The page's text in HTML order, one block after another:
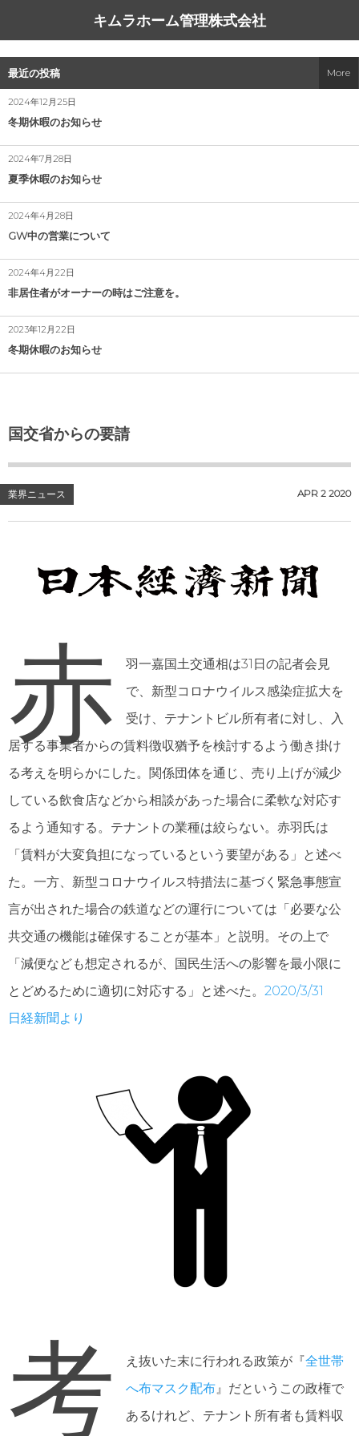
キムラホーム管理株式会社
最近の投稿
2024年12月25日
冬期休暇のお知らせ
2024年7月28日
夏季休暇のお知らせ
2024年4月28日
GW中の営業について
2024年4月22日
非居住者がオーナーの時はご注意を。
2023年12月22日
冬期休暇のお知らせ
More
国交省からの要請
業界ニュース APR 2 2020
赤
羽一嘉国土交通相は31日の記者会見
で、新型コロナウイルス感染症拡大を
受け、テナントビル所有者に対し、入
居する事業者からの賃料徴収猶予を検討するよう働き掛け
る考えを明らかにした。関係団体を通じ、売り上げが減少
している飲食店などから相談があった場合に柔軟な対応す
るよう通知する。テナントの業種は絞らない。赤羽氏は
「賃料が大変負担になっているという要望がある」と述べ
た。一方、新型コロナウイルス特措法に基づく緊急事態宣
言が出された場合の鉄道などの運行については「必要な公
共交通の機能は確保することが基本」と説明。その上で
「減便なども想定されるが、国民生活への影響を最小限に
とどめるために適切に対応する」と述べた。 2020/3/31
日経新聞より
考 え抜いた末に行われる政策が『全世帯
へ布マスク配布』だというこの政権で
あるけれど、テナント所有者も賃料収
看板だけ貼っときますプラン（無料）
空き家管理
空き地管理
アパート・マンション管理
駐車場管理
高齢者の入居を難しくする事情
ハウスコム、外国籍専用店舗を新宿にオープン
自分の不動産の相場を知る方法
災害列島 にっぽん
引越す気にならない部屋
中小企業家しんぶん
アクセス
経営理念